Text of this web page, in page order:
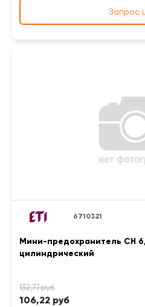
Запрос
6710321
Мини-предохранитель CH
цилиндрический
106,22 руб